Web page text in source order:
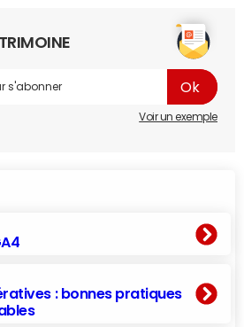
Voir un exemple
: bonnes pratiques